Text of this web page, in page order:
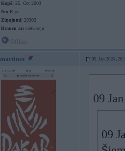
Kopš: 25. Oct 2003
No: Rīga
Ziņojumi: 29302
Braucu ar: cietu seju
martinez 09. Jan 2024,
09
09